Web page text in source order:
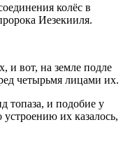
колёс в
Иезекииля.
и вот, на земле подле
четырьмя лицами их.
топаза, и подобие у
их казалось,